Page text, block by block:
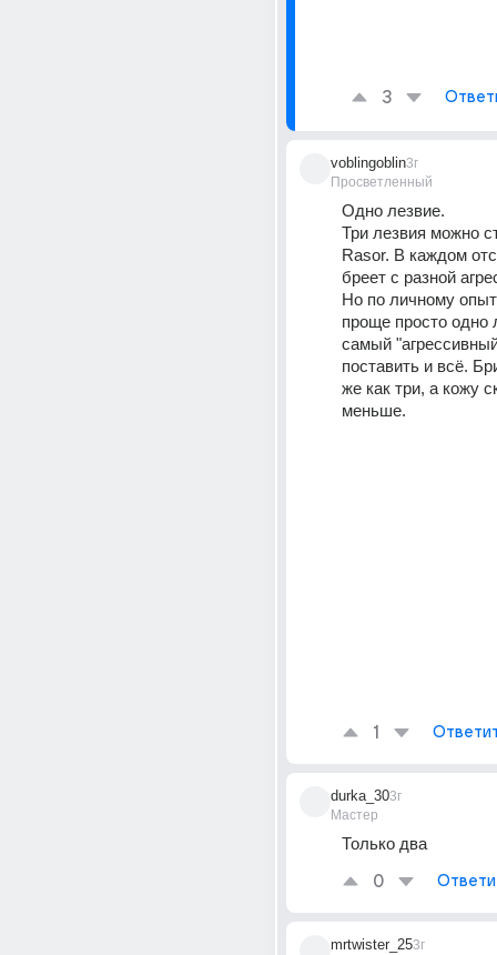
3
voblingoblin
Просветленный
3г
Одно лезвие.
Три лезвия можно
Rasor. В каждом
бреет с разной
Но по личному
проще просто одно
самый
поставить и всё.
же как три, а кожу
меньше.
1
durka_30
Мастер
3г
Только два
0
mrtwister_253г